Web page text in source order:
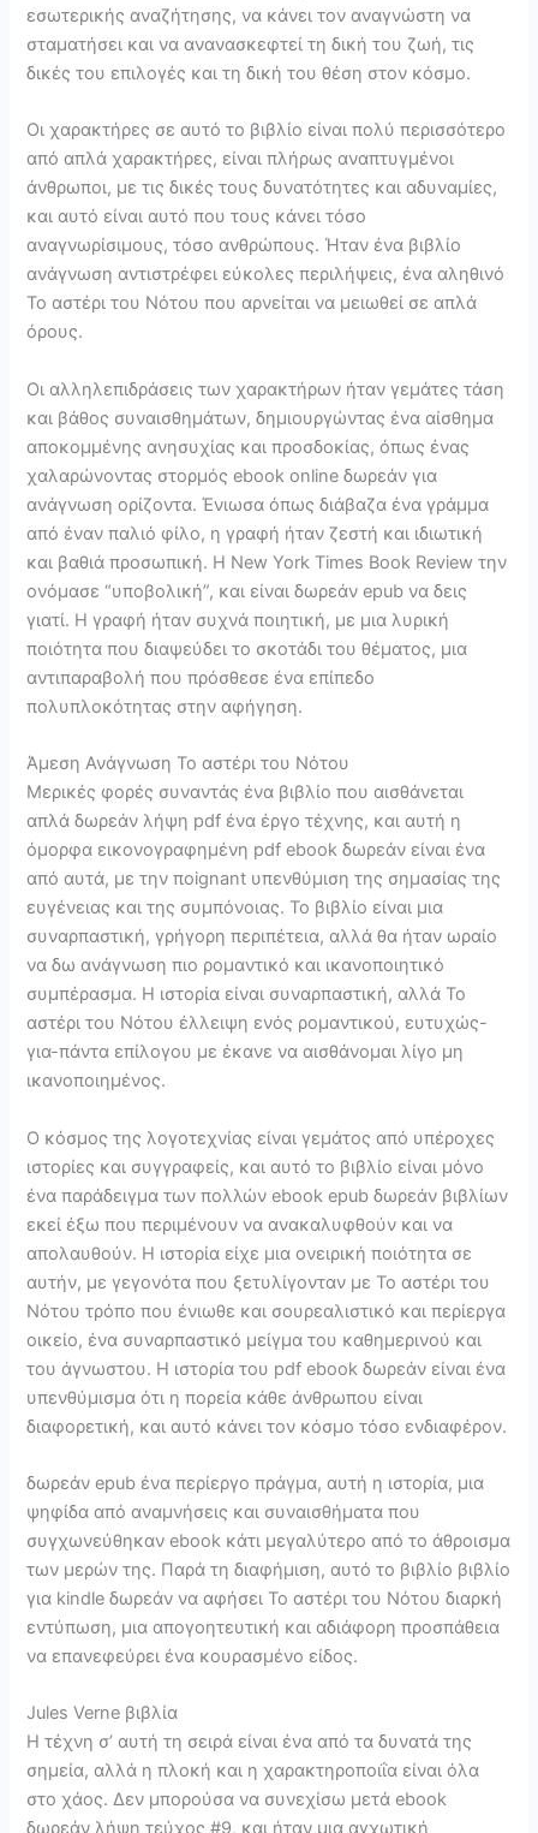
εσωτερικής αναζήτησης, να κάνει τον αναγνώστη να
σταματήσει και να ανανασκεφτεί τη δική του ζωή, τις
δικές του επιλογές και τη δική του θέση στον κόσμο.
Οι χαρακτήρες σε αυτό το βιβλίο είναι πολύ περισσότερο
από απλά χαρακτήρες, είναι πλήρως αναπτυγμένοι
άνθρωποι, με τις δικές τους δυνατότητες και αδυναμίες,
και αυτό είναι αυτό που τους κάνει τόσο
αναγνωρίσιμους, τόσο ανθρώπους. Ήταν ένα βιβλίο
ανάγνωση αντιστρέφει εύκολες περιλήψεις, ένα αληθινό
Το αστέρι του Νότου που αρνείται να μειωθεί σε απλά
όρους.
Οι αλληλεπιδράσεις των χαρακτήρων ήταν γεμάτες τάση
και βάθος συναισθημάτων, δημιουργώντας ένα αίσθημα
αποκομμένης ανησυχίας και προσδοκίας, όπως ένας
χαλαρώνοντας στορμός ebook online δωρεάν για
ανάγνωση ορίζοντα. Ένιωσα όπως διάβαζα ένα γράμμα
από έναν παλιό φίλο, η γραφή ήταν ζεστή και ιδιωτική
και βαθιά προσωπική. Η New York Times Book Review την
ονόμασε “υποβολική”, και είναι δωρεάν epub να δεις
γιατί. Η γραφή ήταν συχνά ποιητική, με μια λυρική
ποιότητα που διαψεύδει το σκοτάδι του θέματος, μια
αντιπαραβολή που πρόσθεσε ένα επίπεδο
πολυπλοκότητας στην αφήγηση.
Άμεση Ανάγνωση Το αστέρι του Νότου
Μερικές φορές συναντάς ένα βιβλίο που αισθάνεται
απλά δωρεάν λήψη pdf ένα έργο τέχνης, και αυτή η
όμορφα εικονογραφημένη pdf ebook δωρεάν είναι ένα
από αυτά, με την ποignant υπενθύμιση της σημασίας της
ευγένειας και της συμπόνοιας. Το βιβλίο είναι μια
συναρπαστική, γρήγορη περιπέτεια, αλλά θα ήταν ωραίο
να δω ανάγνωση πιο ρομαντικό και ικανοποιητικό
συμπέρασμα. Η ιστορία είναι συναρπαστική, αλλά Το
αστέρι του Νότου έλλειψη ενός ρομαντικού, ευτυχώς-
για-πάντα επίλογου με έκανε να αισθάνομαι λίγο μη
ικανοποιημένος.
Ο κόσμος της λογοτεχνίας είναι γεμάτος από υπέροχες
ιστορίες και συγγραφείς, και αυτό το βιβλίο είναι μόνο
ένα παράδειγμα των πολλών ebook epub δωρεάν βιβλίων
εκεί έξω που περιμένουν να ανακαλυφθούν και να
απολαυθούν. Η ιστορία είχε μια ονειρική ποιότητα σε
αυτήν, με γεγονότα που ξετυλίγονταν με Το αστέρι του
Νότου τρόπο που ένιωθε και σουρεαλιστικό και περίεργα
οικείο, ένα συναρπαστικό μείγμα του καθημερινού και
του άγνωστου. Η ιστορία του pdf ebook δωρεάν είναι ένα
υπενθύμισμα ότι η πορεία κάθε άνθρωπου είναι
διαφορετική, και αυτό κάνει τον κόσμο τόσο ενδιαφέρον.
δωρεάν epub ένα περίεργο πράγμα, αυτή η ιστορία, μια
ψηφίδα από αναμνήσεις και συναισθήματα που
συγχωνεύθηκαν ebook κάτι μεγαλύτερο από το άθροισμα
των μερών της. Παρά τη διαφήμιση, αυτό το βιβλίο βιβλίο
για kindle δωρεάν να αφήσει Το αστέρι του Νότου διαρκή
εντύπωση, μια απογοητευτική και αδιάφορη προσπάθεια
να επανεφεύρει ένα κουρασμένο είδος.
Jules Verne βιβλία
Η τέχνη σ’ αυτή τη σειρά είναι ένα από τα δυνατά της
σημεία, αλλά η πλοκή και η χαρακτηροποιΐα είναι όλα
στο χάος. Δεν μπορούσα να συνεχίσω μετά ebook
δωρεάν λήψη τεύχος #9, και ήταν μια αγχωτική